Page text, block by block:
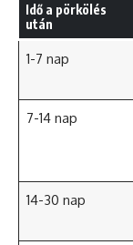
Idő a pörkölés
után
1-7 nap
7-14 nap
14-30 nap